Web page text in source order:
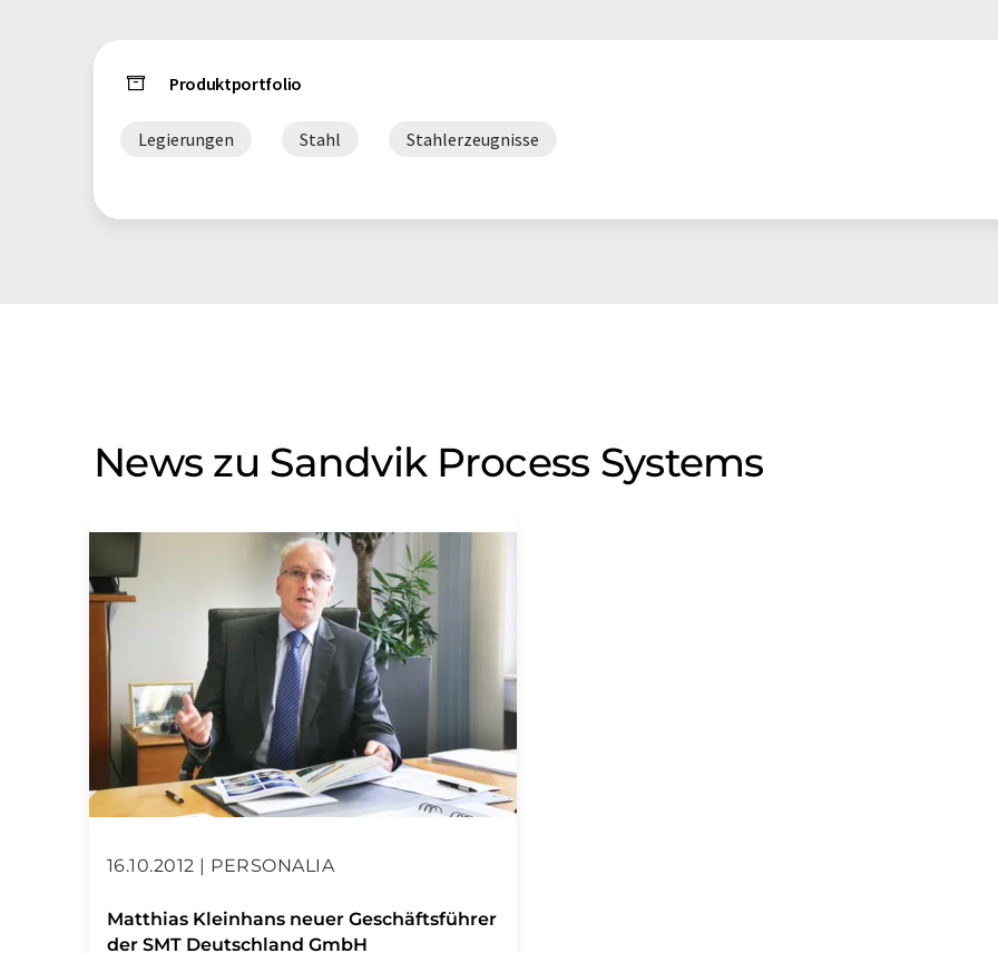
Produktportfolio
Legierungen Stahl Stahlerzeugnisse
News zu Sandvik Process Systems
16.10.2012 | PERSONALIA
Matthias Kleinhans neuer Geschäftsführer
der SMT Deutschland GmbH